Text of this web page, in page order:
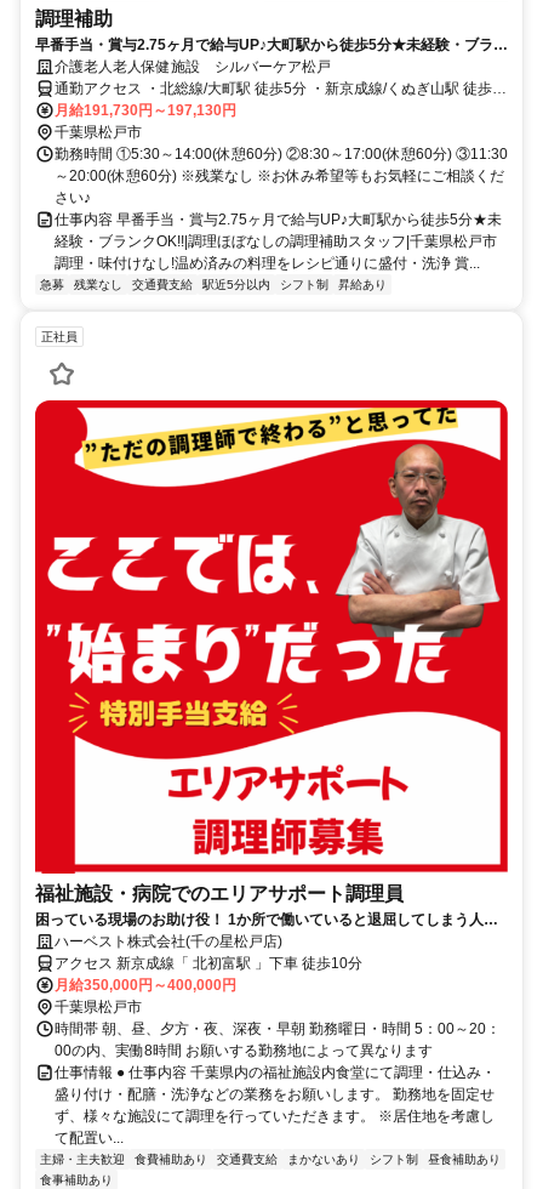
調理補助
早番手当・賞与2.75ヶ月で給与UP♪大町駅から徒歩5分★未経験・ブラン
クOK!!|調理ほぼなしの調理補助スタッフ|千葉県松戸市
介護老人老人保健施設 シルバーケア松戸
通勤アクセス ・北総線/大町駅 徒歩5分 ・新京成線/くぬぎ山駅 徒歩
10分 ・マイカー通勤OK! (ただし、駐車場利用料として日額120円(月
額上限2,500円)必要)
月給191,730円～197,130円
千葉県松戸市
勤務時間 ①5:30～14:00(休憩60分) ②8:30～17:00(休憩60分) ③11:30
～20:00(休憩60分) ※残業なし ※お休み希望等もお気軽にご相談くだ
さい♪
仕事内容 早番手当・賞与2.75ヶ月で給与UP♪大町駅から徒歩5分★未
経験・ブランクOK!!|調理ほぼなしの調理補助スタッフ|千葉県松戸市
調理・味付けなし!温め済みの料理をレシピ通りに盛付・洗浄 賞...
急募 残業なし 交通費支給 駅近5分以内 シフト制 昇給あり
正社員
福祉施設・病院でのエリアサポート調理員
困っている現場のお助け役！ 1か所で働いていると退屈してしまう人の
ための募集です！
ハーベスト株式会社(千の星松戸店)
アクセス 新京成線「 北初富駅 」下車 徒歩10分
月給350,000円～400,000円
千葉県松戸市
時間帯 朝、昼、夕方・夜、深夜・早朝 勤務曜日・時間 5：00～20：
00の内、実働8時間 お願いする勤務地によって異なります
仕事情報 ● 仕事内容 千葉県内の福祉施設内食堂にて調理・仕込み・
盛り付け・配膳・洗浄などの業務をお願いします。 勤務地を固定せ
ず、様々な施設にて調理を行っていただきます。 ※居住地を考慮し
て配置い...
主婦・主夫歓迎 食費補助あり 交通費支給 まかないあり シフト制
昼食補助あり
食事補助あり